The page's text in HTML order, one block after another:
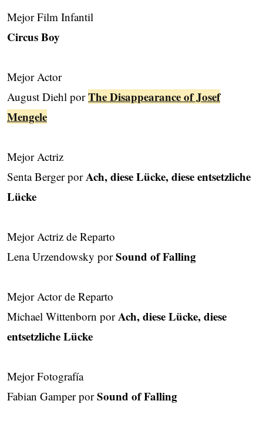
Mejor Film Infantil
Circus Boy
Mejor Actor
August Diehl porThe Disappearance of Josef
Mengele
Mejor Actriz
Senta Berger porAch, diese Lücke, diese entsetzliche
Lücke
Mejor Actriz de Reparto
Lena Urzendowsky porSound of Falling
Mejor Actor de Reparto
Michael Wittenborn porAch, diese Lücke, diese
entsetzliche Lücke
Mejor Fotografía
Fabian Gamper porSound of Falling